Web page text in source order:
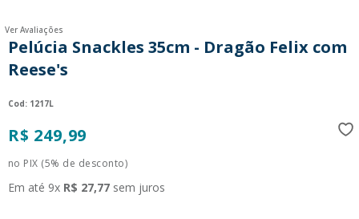
Ver Avaliações
Pelúcia Snackles 35cm - Dragão Felix com
Reese's
: 1217L
R$ 249,99
no PIX (5% de desconto)
Em até 9x R$ 27,77 sem juros
10º bluey